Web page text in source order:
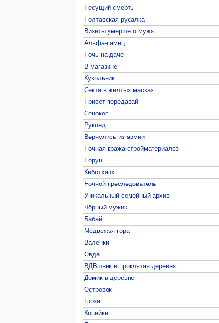
Несущий смерть
Полтавская русалка
Визиты умершего мужа
Альфа-самец
Ночь на даче
В магазине
Кукольник
Секта в жёлтых масках
Привет передавай
Сенокос
Рукоед
Вернулись из армии
Ночная кража стройматериалов
Перун
Киботхарх
Ночной преследователь
Уникальный семейный архив
Чёрный мужик
Бабай
Медвежья гора
Валенки
Овда
ВДВшник и проклятая деревня
Домик в деревне
Островок
Гроза
Копейки